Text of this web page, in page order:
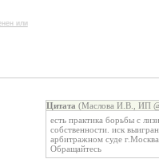
или
Цитата (Маслова И.В., ИП
есть практика борьбы с
собственности. иск
арбитражном суде
Обращайтесь